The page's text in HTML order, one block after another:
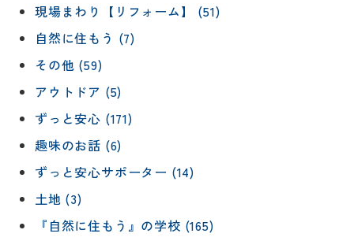
現場まわり【リフォーム】 (51)
自然に住もう (7)
その他 (59)
アウトドア (5)
ずっと安心 (171)
趣味のお話 (6)
ずっと安心サポーター (14)
土地 (3)
『自然に住もう』の学校 (165)